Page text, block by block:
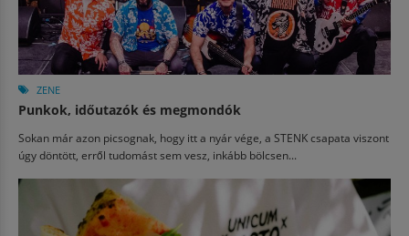
ZENE
Punkok, időutazók és megmondók
Sokan már azon picsognak, hogy itt a nyár vége, a STENK csapata viszont
úgy döntött, erről tudomást sem vesz, inkább bölcsen...